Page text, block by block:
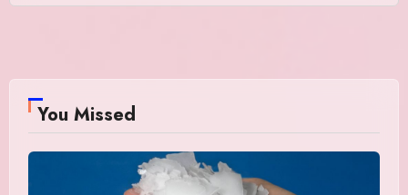
You Missed